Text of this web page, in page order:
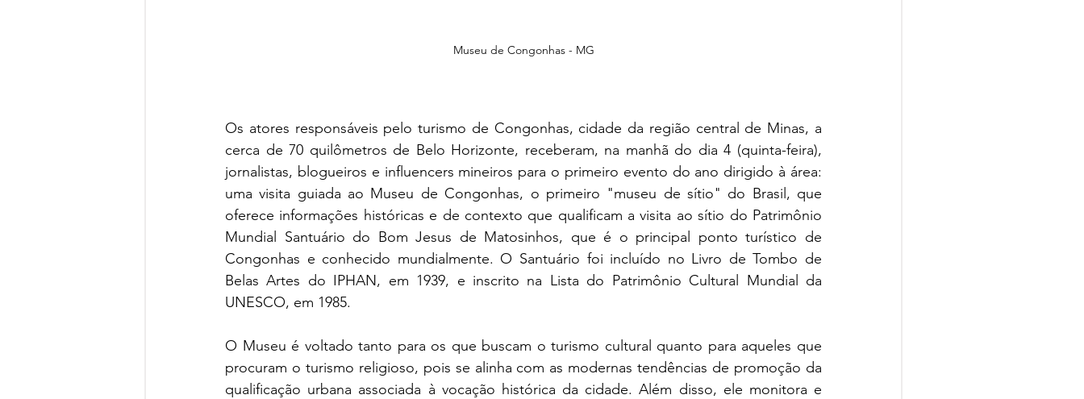
Museu de Congonhas - MG
Os atores responsáveis pelo turismo de Congonhas, cidade da região central de Minas, a
cerca de 70 quilômetros de Belo Horizonte, receberam, na manhã do dia 4 (quinta-feira),
jornalistas, blogueiros e influencers mineiros para o primeiro evento do ano dirigido à área:
uma visita guiada ao Museu de Congonhas, o primeiro "museu de sítio" do Brasil, que
oferece informações históricas e de contexto que qualificam a visita ao sítio do Patrimônio
Mundial Santuário do Bom Jesus de Matosinhos, que é o principal ponto turístico de
Congonhas e conhecido mundialmente. O Santuário foi incluído no Livro de Tombo de
Belas Artes do IPHAN, em 1939, e inscrito na Lista do Patrimônio Cultural Mundial da
UNESCO, em 1985.
O Museu é voltado tanto para os que buscam o turismo cultural quanto para aqueles que
procuram o turismo religioso, pois se alinha com as modernas tendências de promoção da
qualificação urbana associada à vocação histórica da cidade. Além disso, ele monitora e